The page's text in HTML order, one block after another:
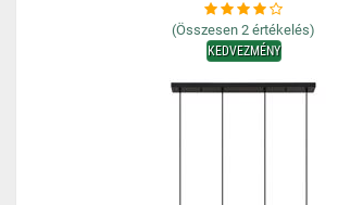
(Összesen 2 értékelés)
KEDVEZMÉNY